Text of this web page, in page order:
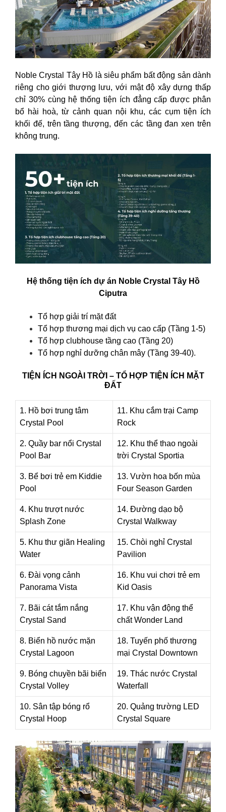
Noble Crystal Tây Hồ là siêu phẩm bất động sản dành
riêng cho giới thượng lưu, với mật độ xây dựng thấp
chỉ 30% cùng hệ thống tiện ích đẳng cấp được phân
bổ hài hoà, từ cảnh quan nội khu, các cụm tiện ích
khối đế, trên tầng thượng, đến các tầng đan xen trên
không trung.
Hệ thống tiện ích dự án Noble Crystal Tây Hồ
Ciputra
Tổ hợp giải trí mặt đất
Tổ hợp thương mại dịch vụ cao cấp (Tầng 1-5)
Tổ hợp clubhouse tầng cao (Tầng 20)
Tổ hợp nghỉ dưỡng chân mây (Tầng 39-40).
TIỆN ÍCH NGOÀI TRỜI – TỔ HỢP TIỆN ÍCH MẶT
ĐẤT
1. Hồ bơi trung tâm
Crystal Pool
11. Khu cắm trại Camp
Rock
2. Quầy bar nổi Crystal
Pool Bar
12. Khu thể thao ngoài
trời Crystal Sportia
3. Bể bơi trẻ em Kiddie
Pool
13. Vườn hoa bốn mùa
Four Season Garden
4. Khu trượt nước
Splash Zone
14. Đường dạo bộ
Crystal Walkway
5. Khu thư giãn Healing
Water
15. Chòi nghỉ Crystal
Pavilion
6. Đài vọng cảnh
Panorama Vista
16. Khu vui chơi trẻ em
Kid Oasis
7. Bãi cát tắm nắng
Crystal Sand
17. Khu vận động thể
chất Wonder Land
8. Biển hồ nước mặn
Crystal Lagoon
18. Tuyến phố thương
mại Crystal Downtown
9. Bóng chuyền bãi biển
Crystal Volley
19. Thác nước Crystal
Waterfall
10. Sân tập bóng rổ
Crystal Hoop
20. Quảng trường LED
Crystal Square